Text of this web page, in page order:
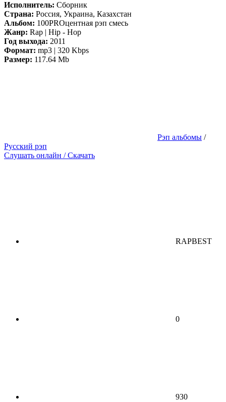
Исполнитель: Сборник
Страна: Россия, Украина, Казахстан
Альбом: 100PROцентная рэп смесь
Жанр: Rap | Hip - Hop
Год выхода: 2011
Формат: mp3 | 320 Kbps
Размер: 117.64 Mb
Рэп альбомы /
Русский рэп
Слушать онлайн / Скачать
RAPBEST
0
930